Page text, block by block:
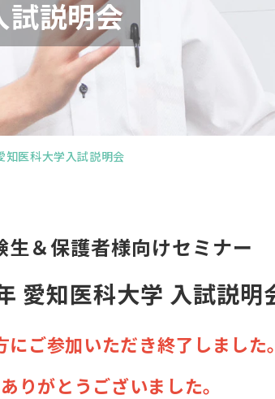
試説明会
知医科大学入試説明会
生＆保護者様向けセミナー
愛知医科大学 入試説明
にご参加いただき終了しました。
ありがとうございました。